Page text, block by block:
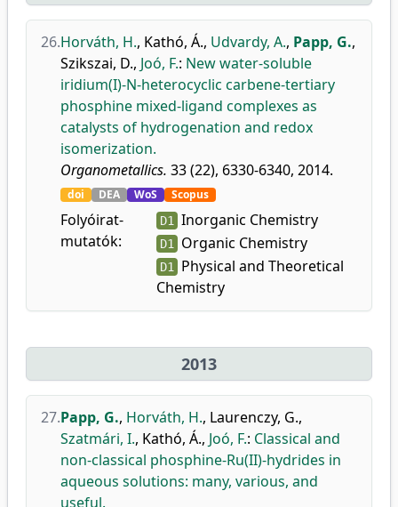
26.Horváth, H., Kathó, Á., Udvardy, A., Papp, G.,
Szikszai, D., Joó, F.: New water-soluble
iridium(I)-N-heterocyclic carbene-tertiary
phosphine mixed-ligand complexes as
catalysts of hydrogenation and redox
isomerization.
Organometallics. 33 (22), 6330-6340, 2014.
doi DEA WoS Scopus
Folyóirat-
mutatók:
D1 Inorganic Chemistry
D1 Organic Chemistry
D1
Physical and Theoretical
Chemistry
2013
27.Papp, G., Horváth, H., Laurenczy, G.,
Szatmári, I., Kathó, Á., Joó, F.: Classical and
non-classical phosphine-Ru(II)-hydrides in
aqueous solutions: many, various, and
useful.